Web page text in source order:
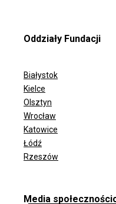
Oddziały Fundacji
Białystok
Kielce
Olsztyn
Wrocław
Katowice
Łódź
Rzeszów
Media